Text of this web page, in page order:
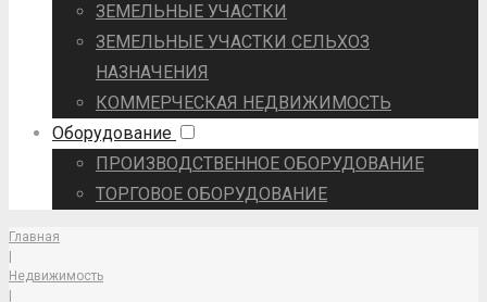
ЗЕМЕЛЬНЫЕ УЧАСТКИ
ЗЕМЕЛЬНЫЕ УЧАСТКИ СЕЛЬХОЗ
НАЗНАЧЕНИЯ
КОММЕРЧЕСКАЯ НЕДВИЖИМОСТЬ
Оборудование
ПРОИЗВОДСТВЕННОЕ ОБОРУДОВАНИЕ
ТОРГОВОЕ ОБОРУДОВАНИЕ
Главная
Недвижимость